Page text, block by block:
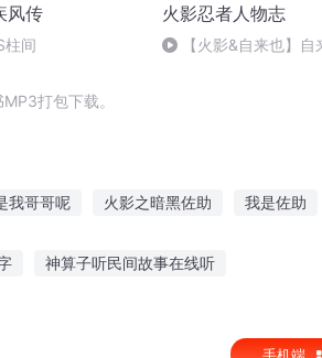
风传
柱间
火影忍者人物志
【火影&自来也】自
打包下载。
我哥哥呢 火影之暗黑佐助 我是佐助
神算子听民间故事在线听